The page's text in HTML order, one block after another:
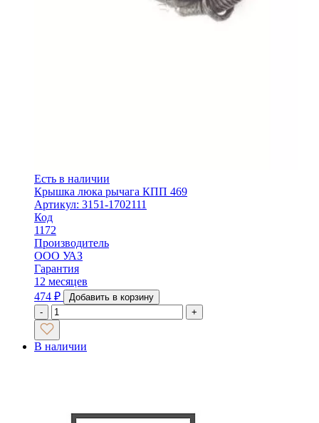
Есть в наличии
Крышка люка рычага КПП 469
Артикул: 3151-1702111
Код
1172
Производитель
ООО УАЗ
Гарантия
12 месяцев
474 ₽
Добавить в корзину
-
+
В наличии